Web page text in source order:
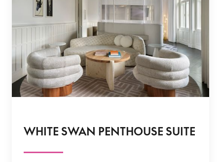
WHITE SWAN PENTHOUSE SUITE